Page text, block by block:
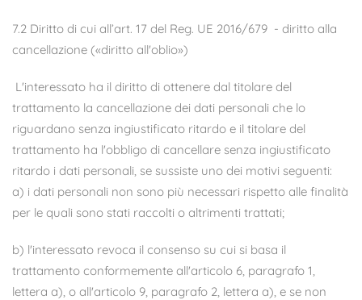
7.2 Diritto di cui all’art. 17 del Reg. UE 2016/679 - diritto alla
cancellazione («diritto all'oblio»)
L'interessato ha il diritto di ottenere dal titolare del
trattamento la cancellazione dei dati personali che lo
riguardano senza ingiustificato ritardo e il titolare del
trattamento ha l'obbligo di cancellare senza ingiustificato
ritardo i dati personali, se sussiste uno dei motivi seguenti:
a) i dati personali non sono più necessari rispetto alle finalità
per le quali sono stati raccolti o altrimenti trattati;
b) l'interessato revoca il consenso su cui si basa il
trattamento conformemente all'articolo 6, paragrafo 1,
lettera a), o all'articolo 9, paragrafo 2, lettera a), e se non